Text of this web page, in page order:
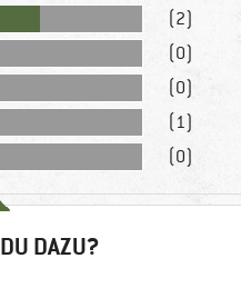
(2)
(0)
(0)
(1)
(0)
DAZU?